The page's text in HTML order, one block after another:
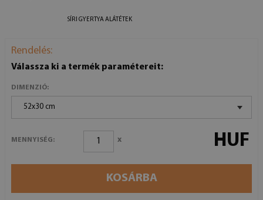
SÍRI GYERTYA ALÁTÉTEK
Rendelés:
Válassza ki a termék paramétereit:
DIMENZIÓ:
52x30 cm
MENNYISÉG: x HUF
KOSÁRBA